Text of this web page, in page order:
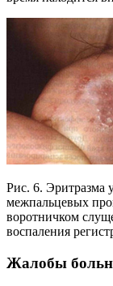
Рис. 6. Эритразма
межпальцевых
воротничком
воспаления
Жалобы